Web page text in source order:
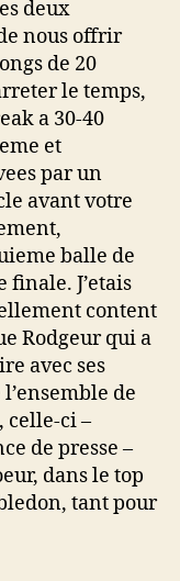
deux
nous offrir
de 20
le temps,
a 30-40
et
par un
avant votre
balle de
J’etais
content
Rodgeur qui a
avec ses
de
celle-ci –
de presse –
dans le top
tant pour